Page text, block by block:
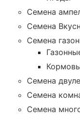
Семена
Семена
Семена
Семена
Семена
Семена